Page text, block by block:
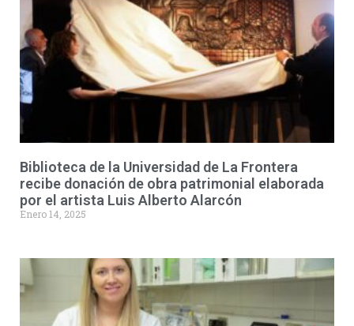
Biblioteca de la Universidad de La Frontera
recibe donación de obra patrimonial elaborada
por el artista Luis Alberto Alarcón
Enero 14, 2025